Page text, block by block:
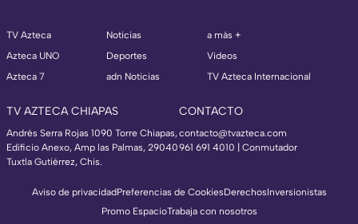
TV Azteca
Azteca UNO
Azteca 7
Noticias
Deportes
adn Noticias
a más +
Videos
TV Azteca Internacional
TV AZTECA CHIAPAS
Andrés Serra Rojas 1090 Torre Chiapas,
Edificio Anexo, Amp las Palmas, 29040
Tuxtla Gutiérrez, Chis.
CONTACTO
contacto@tvazteca.com
961 691 4010 | Conmutador
Aviso de privacidadPreferencias de CookiesDerechosInversionistas
Promo EspacioTrabaja con nosotros